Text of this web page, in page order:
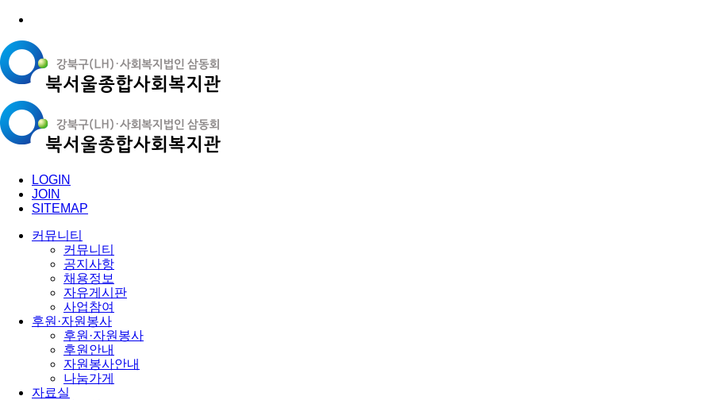
LOGIN
JOIN
SITEMAP
커뮤니티
커뮤니티
공지사항
채용정보
자유게시판
사업참여
후원·자원봉사
후원·자원봉사
후원안내
자원봉사안내
나눔가게
자료실